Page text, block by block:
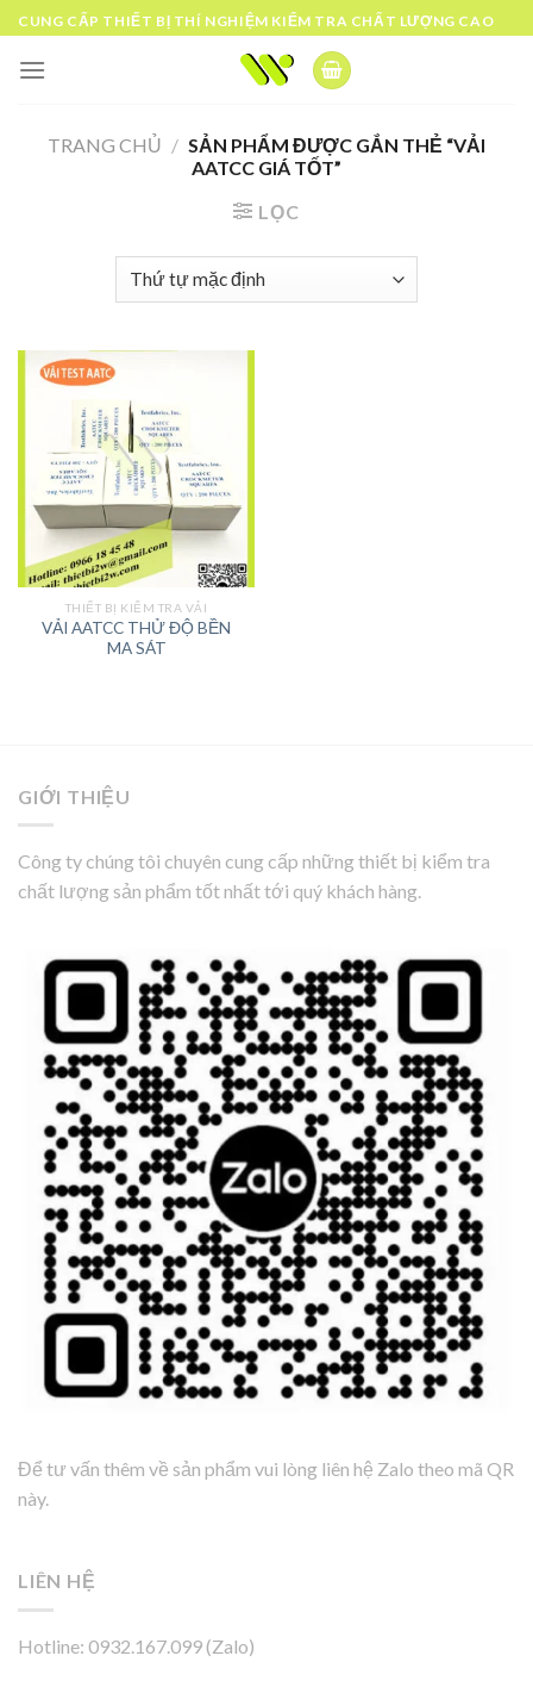
Skip
to
content
CUNG CẤP THIẾT BỊ THÍ NGHIỆM KIỂM TRA CHẤT LƯỢNG CAO
TRANG CHỦ / SẢN PHẨM ĐƯỢC GẮN THẺ “VẢI
AATCC GIÁ TỐT”
LỌC
THIẾT BỊ KIỂM TRA VẢI
VẢI AATCC THỬ ĐỘ BỀN
MA SÁT
GIỚI THIỆU
Công ty chúng tôi chuyên cung cấp những thiết bị kiểm tra
chất lượng sản phẩm tốt nhất tới quý khách hàng.
Để tư vấn thêm về sản phẩm vui lòng liên hệ Zalo theo mã QR
này.
LIÊN HỆ
Hotline: 0932.167.099 (Zalo)